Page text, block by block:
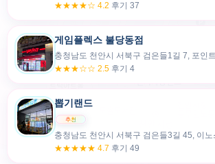
★★★★☆ 4.2 후기 37
게임플렉스 불당동점
★★★☆☆ 2.5 후기 4
뽑기랜드
★★★★★ 4.7 후기 49